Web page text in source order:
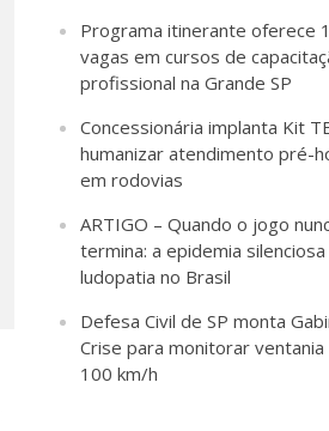
Programa itinerante oferece
vagas em cursos de
profissional na Grande SP
Concessionária implanta Kit
humanizar atendimento pré-
em rodovias
ARTIGO – Quando o jogo
termina: a epidemia silenciosa
ludopatia no Brasil
Defesa Civil de SP monta
Crise para monitorar
100 km/h